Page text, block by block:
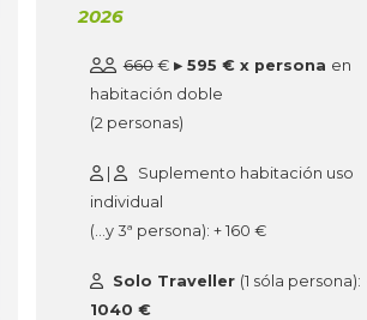
2026
660€▸ 595 € x persona en
habitación doble
(2 personas)
|
Suplemento habitación uso
individual
(…y 3ª persona): + 160 €
Solo Traveller (1 sóla persona):
1040 €